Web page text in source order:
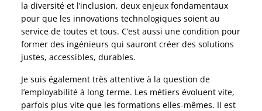
la diversité et l’inclusion, deux enjeux fondamentaux
pour que les innovations technologiques soient au
service de toutes et tous. C’est aussi une condition pour
former des ingénieurs qui sauront créer des solutions
justes, accessibles, durables.
Je suis également très attentive à la question de
l’employabilité à long terme. Les métiers évoluent vite,
parfois plus vite que les formations elles-mêmes. Il est